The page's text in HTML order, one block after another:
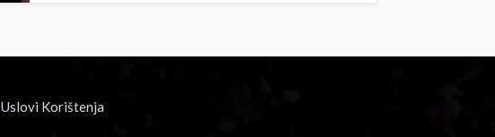
Uslovi Korištenja